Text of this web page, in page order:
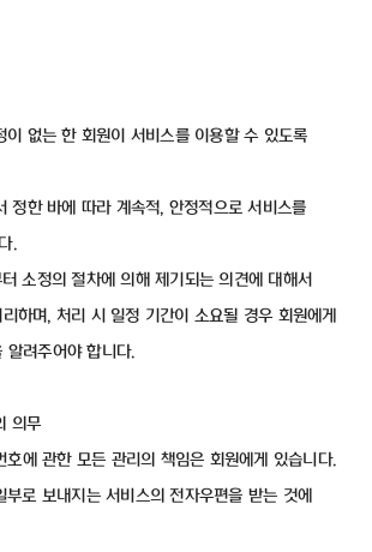
이 없는 한 회원이 서비스를 이용할 수 있도록
정한 바에 따라 계속적, 안정적으로 서비스를
.
소정의 절차에 의해 제기되는 의견에 대해서
하며, 처리 시 일정 기간이 소요될 경우 회원에게
알려주어야 합니다.
의무
호에 관한 모든 관리의 책임은 회원에게 있습니다.
로 보내지는 서비스의 전자우편을 받는 것에